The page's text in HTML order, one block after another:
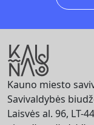
Kauno miesto
Savivaldybės
Laisvės al. 96, LT-